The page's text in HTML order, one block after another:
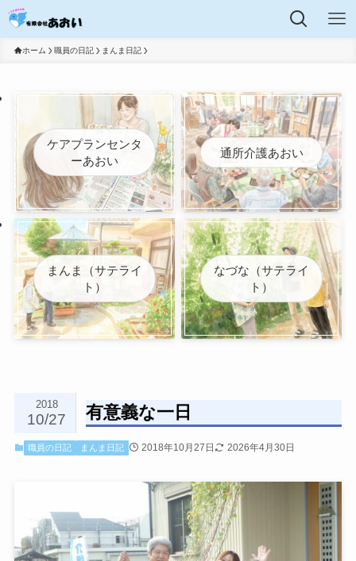
ホーム 職員の日記 まんま日記
ケアプランセンタ
ーあおい
通所介護あおい
まんま（サテライ
ト）
なづな（サテライ
ト）
有意義な一日
2018
10/27
職員の日記 まんま日記 2018年10月27日 2026年4月30日